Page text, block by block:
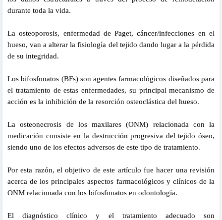
durante toda la vida.
La osteoporosis, enfermedad de Paget, cáncer/infecciones en el
hueso, van a alterar la fisiología del tejido dando lugar a la pérdida
de su integridad.
Los bifosfonatos (BFs) son agentes farmacológicos diseñados para
el tratamiento de estas enfermedades, su principal mecanismo de
acción es la inhibición de la resorción osteoclástica del hueso.
La osteonecrosis de los maxilares (ONM) relacionada con la
medicación consiste en la destrucción progresiva del tejido óseo,
siendo uno de los efectos adversos de este tipo de tratamiento.
Por esta razón, el objetivo de este artículo fue hacer una revisión
acerca de los principales aspectos farmacológicos y clínicos de la
ONM relacionada con los bifosfonatos en odontología.
El diagnóstico clínico y el tratamiento adecuado son